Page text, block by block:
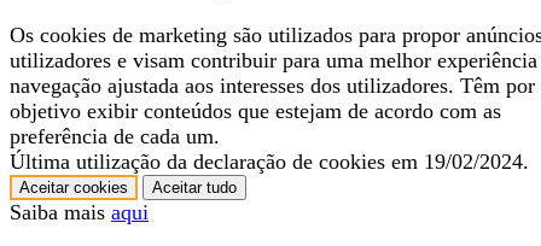
Os cookies de marketing são utilizados para propor
utilizadores e visam contribuir para uma melhor experiência
navegação ajustada aos interesses dos utilizadores. Têm por
objetivo exibir conteúdos que estejam de acordo com as
preferência de cada um.
Última utilização da declaração de cookies em 19/02/2024.
Aceitar cookies Aceitar tudo
Saiba mais aqui